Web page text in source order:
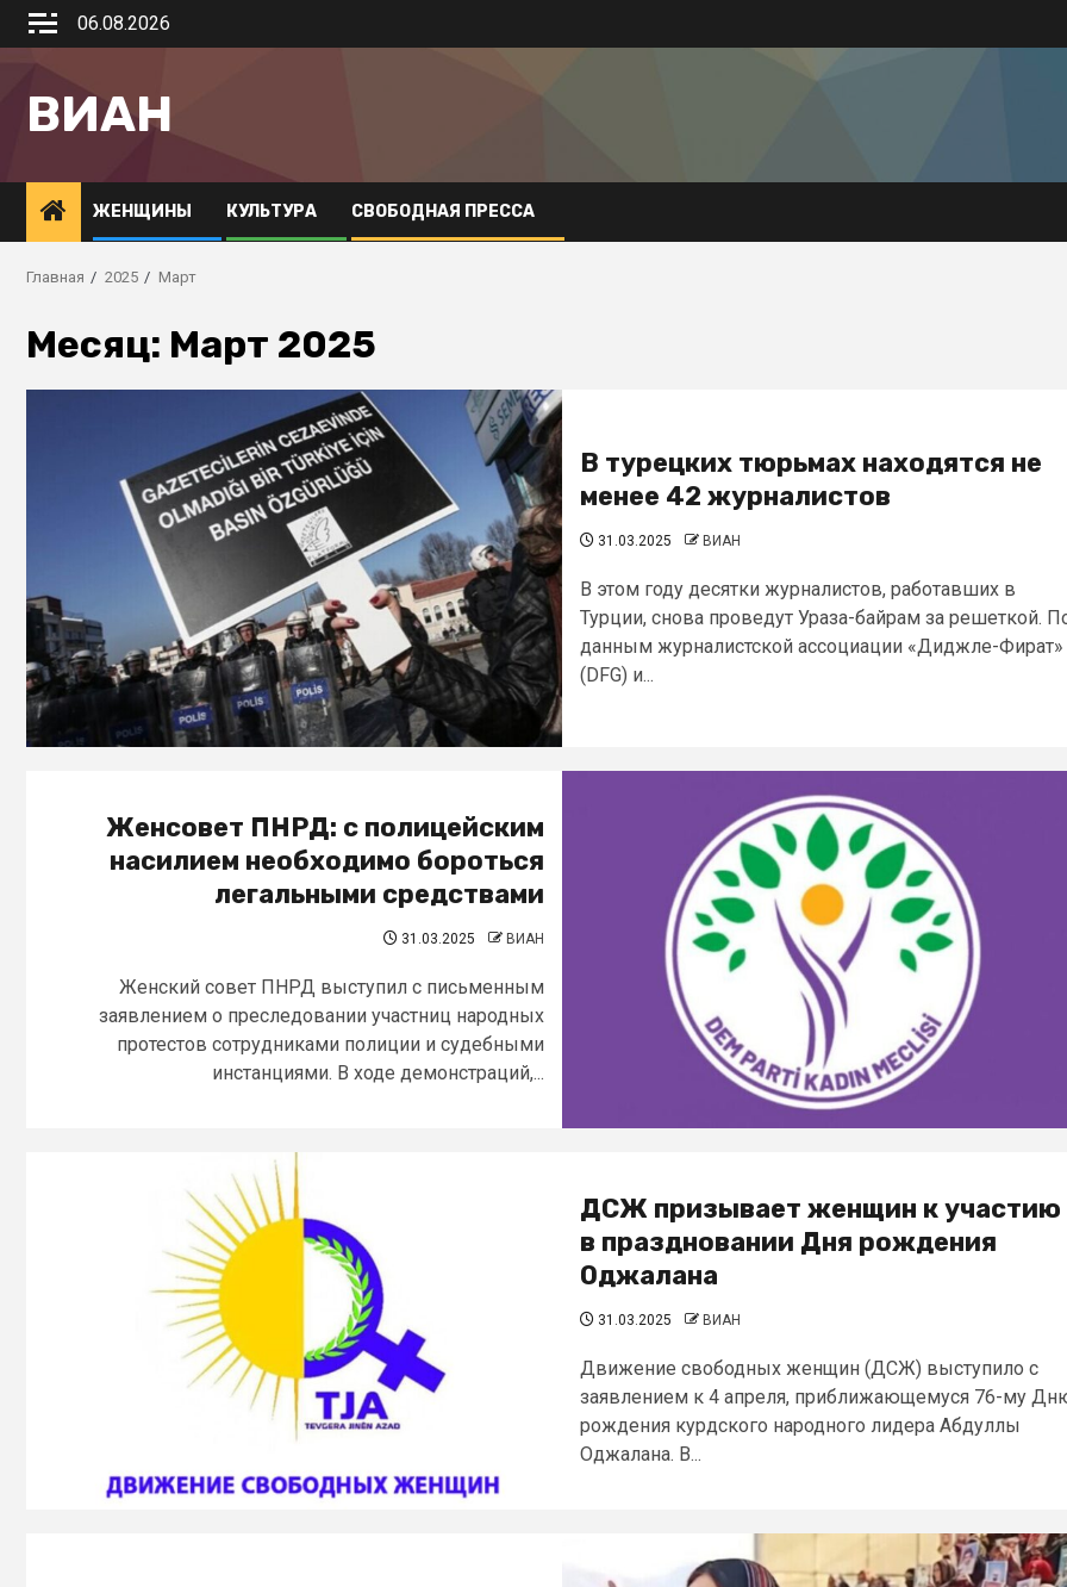
06.08.2026
ВИАН
ЖЕНЩИНЫ КУЛЬТУРА СВОБОДНАЯ ПРЕССА
Главная 2025 Март
Месяц: Март 2025
В турецких тюрьмах находятся не
менее 42 журналистов
31.03.2025 ВИАН
В этом году десятки журналистов, работавших в
Турции, снова проведут Ураза-байрам за решеткой.
данным журналистской ассоциации «Диджле-Фират»
(DFG) и...
Женсовет ПНРД: с полицейским
насилием необходимо бороться
легальными средствами
31.03.2025 ВИАН
Женский совет ПНРД выступил с письменным
заявлением о преследовании участниц народных
протестов сотрудниками полиции и судебными
инстанциями. В ходе демонстраций,...
ДСЖ призывает женщин к участию
в праздновании Дня рождения
Оджалана
31.03.2025 ВИАН
Движение свободных женщин (ДСЖ) выступило с
заявлением к 4 апреля, приближающемуся 76-му
рождения курдского народного лидера Абдуллы
Оджалана. В...